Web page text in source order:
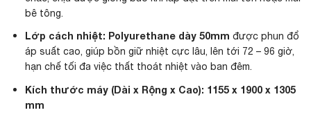
0
0
₫
.
0
0
,
0
0
bê tông.
Lớp cách nhiệt: Polyurethane dày 50mm được phun đổ
áp suất cao, giúp bồn giữ nhiệt cực lâu, lên tới 72 – 96 giờ,
hạn chế tối đa việc thất thoát nhiệt vào ban đêm.
Kích thước máy (Dài x Rộng x Cao): 1155 x 1900 x 1305
mm